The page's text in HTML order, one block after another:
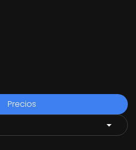
Precios